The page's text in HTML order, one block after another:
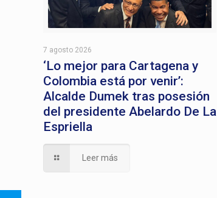
7 agosto 2026
‘Lo mejor para Cartagena y
Colombia está por venir’:
Alcalde Dumek tras posesión
del presidente Abelardo De La
Espriella
Leer más